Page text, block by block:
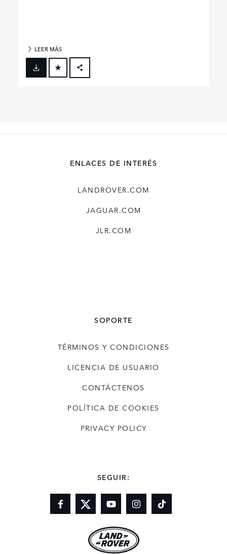
LEER MÁS
FACEBOOK
ENLACES DE INTERÉS
LANDROVER.COM
JAGUAR.COM
JLR.COM
SOPORTE
TÉRMINOS Y CONDICIONES
LICENCIA DE USUARIO
CONTÁCTENOS
POLÍTICA DE COOKIES
PRIVACY POLICY
SEGUIR: